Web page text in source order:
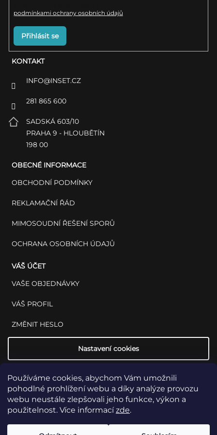
Používáme cookies, abychom Vám umožnili
pohodlné prohlížení webu a díky analýze provozu
webu neustále zlepšovali jeho funkce, výkon a
použitelnost. Více informacízde.
KONTAKT
INFO@INSET.CZ
281 865 600
SADSKÁ 603/10
PRAHA 9 - HLOUBĚTÍN
198 00
OBECNÉ INFORMACE
OBCHODNÍ PODMÍNKY
REKLAMAČNÍ ŘÁD
MIMOSOUDNÍ ŘEŠENÍ SPORŮ
OCHRANA OSOBNÍCH ÚDAJŮ
VÁŠ ÚČET
VAŠE OBJEDNÁVKY
VÁŠ PROFIL
ZMĚNIT HESLO
Nastavení cookies
podmínkami ochrany osobních údajů
Přihlásit se